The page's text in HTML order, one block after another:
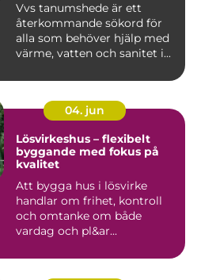
Vvs tanumshede är ett
återkommande sökord för
alla som behöver hjälp med
värme, vatten och sanitet i...
04. jun
Lösvirkeshus – flexibelt
byggande med fokus på
kvalitet
Att bygga hus i lösvirke
handlar om frihet, kontroll
och omtanke om både
vardag och pl&ar...